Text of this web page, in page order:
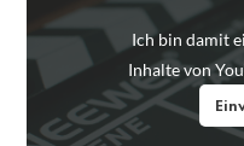
Ich bin damit
Inhalte von